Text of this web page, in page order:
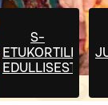
S-
ETUKORTILLA
EDULLISESTI